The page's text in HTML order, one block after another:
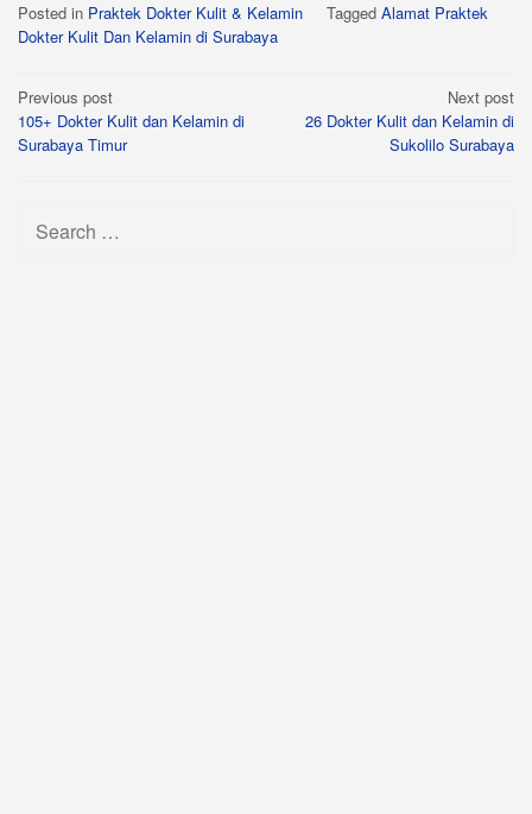
Posted in Praktek Dokter Kulit & Kelamin Tagged Alamat Praktek
Dokter Kulit Dan Kelamin di Surabaya
Post
navigation
Previous post
105+ Dokter Kulit dan Kelamin di
Surabaya Timur
Next post
26 Dokter Kulit dan Kelamin di
Sukolilo Surabaya
Search